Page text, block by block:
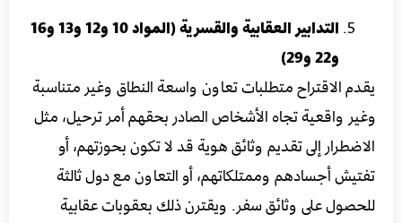
التدابير العقابية والقسرية (المواد 10 و12 و13 و16
و22 و29)
يقدم الاقتراح متطلبات تعاون واسعة النطاق وغير متناسبة
وغير واقعية تجاه الأشخاص الصادر بحقهم أمر ترحيل، مثل
الاضطرار إلى تقديم وثائق هوية قد لا تكون بحوزتهم، أو
تفتيش أجسادهم وممتلكاتهم، أو التعاون مع دول ثالثة
للحصول على وثائق سفر. ويقترن ذلك بعقوبات عقابية